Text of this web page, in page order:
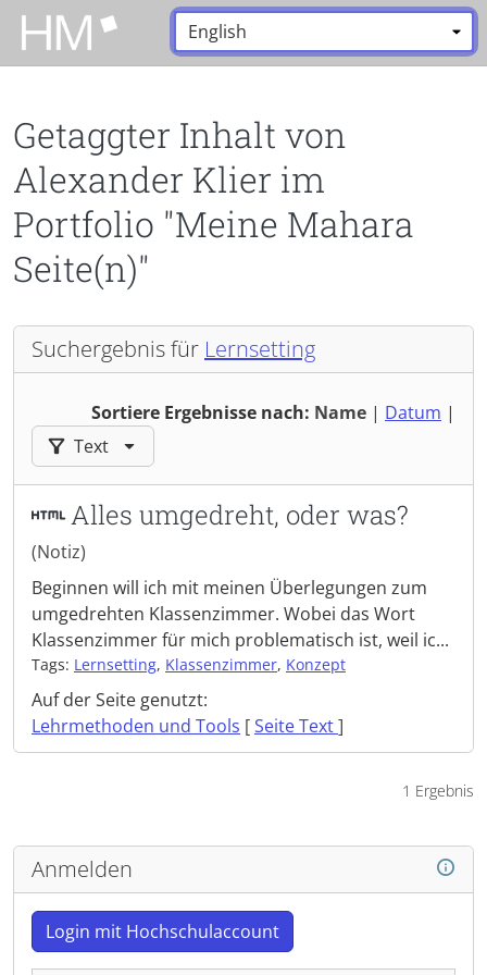
Zum Hauptinhalt zurückspringen
Sprache:
Getaggter Inhalt von
Alexander Klier im
Portfolio "Meine Mahara
Seite(n)"
Suchergebnis für Lernsetting
Sortiere Ergebnisse nach: Name | Datum |
Ergebnisse filtern nach:
Text
Alles umgedreht, oder was?
(Notiz)
Beginnen will ich mit meinen Überlegungen zum
umgedrehten Klassenzimmer. Wobei das Wort
Klassenzimmer für mich problematisch ist, weil ic...
Tags: Lernsetting, Klassenzimmer, Konzept
Auf der Seite genutzt:
Lehrmethoden und Tools [Seite Text]
1 Ergebnis
Anmelden
Login mit Hochschulaccount